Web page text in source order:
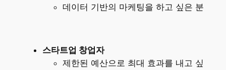
데이터 기반의 마케팅을 하고 싶은 분
스타트업 창업자
제한된 예산으로 최대 효과를 내고 싶